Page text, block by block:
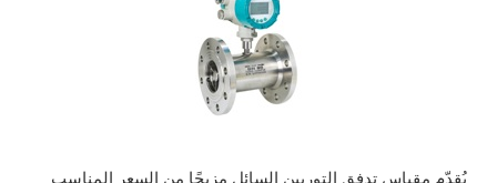
يُقدّم مقياس تدفق التوربين السائل مزيجًا من السعر المناسب